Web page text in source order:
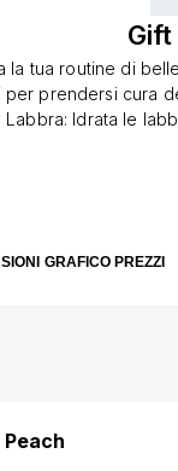
la tua routine di
per prendersi cura
Labbra: Idrata le
GRAFICO PREZZI